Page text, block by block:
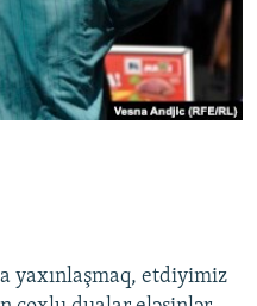
yaxınlaşmaq, etdiyimiz